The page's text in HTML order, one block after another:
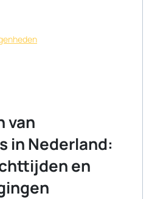
van
in Nederland:
en